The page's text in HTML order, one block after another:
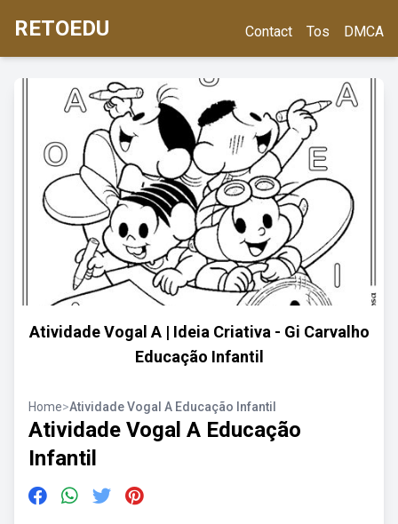
RETOEDU Contact Tos DMCA
Atividade Vogal A | Ideia Criativa - Gi Carvalho
Educação Infantil
Home>Atividade Vogal A Educação Infantil
Atividade Vogal A Educação
Infantil